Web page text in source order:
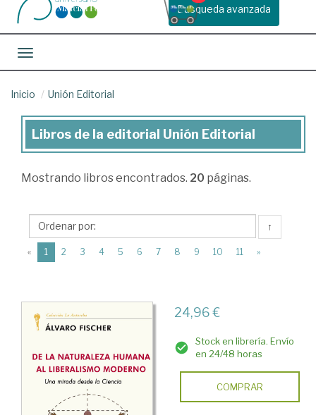
Busqueda avanzada
Toggle navigation
Inicio Unión Editorial
Libros
la
Unión
Editorial
Libros de la editorial Unión Editorial
Mostrando libros encontrados. 20 páginas.
↑
« 1 (current)
2 3 4 5 6 7 8 9 10 11 »
24,96 €
Stock en librería. Envío
en 24/48 horas
COMPRAR